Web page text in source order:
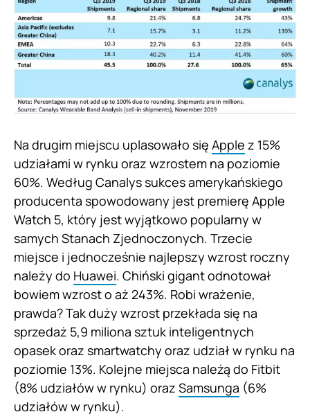
Na drugim miejscu uplasowało się Apple z 15%
udziałami w rynku oraz wzrostem na poziomie
60%. Według Canalys sukces amerykańskiego
producenta spowodowany jest premierę Apple
Watch 5, który jest wyjątkowo popularny w
samych Stanach Zjednoczonych. Trzecie
miejsce i jednocześnie najlepszy wzrost roczny
należy do Huawei. Chiński gigant odnotował
bowiem wzrost o aż 243%. Robi wrażenie,
prawda? Tak duży wzrost przekłada się na
sprzedaż 5,9 miliona sztuk inteligentnych
opasek oraz smartwatchy oraz udział w rynku na
poziomie 13%. Kolejne miejsca należą do Fitbit
(8% udziałów w rynku) oraz Samsunga (6%
udziałów w rynku).